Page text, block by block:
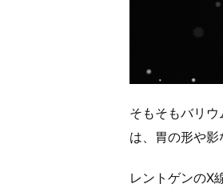
そもそもバリ
は、胃の形や影
レントゲンのX